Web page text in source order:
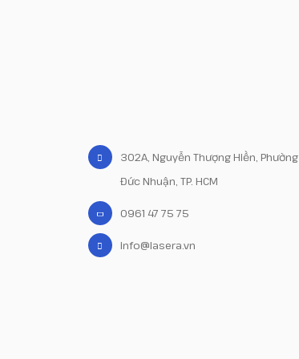
302A, Nguyễn Thượng Hiền, Phường
Đức Nhuận, TP. HCM
0961 47 75 75
info@lasera.vn